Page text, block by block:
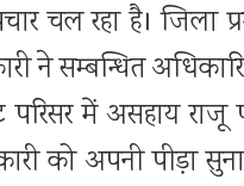
चल रहा है। जिला
ने सम्बन्धित
परिसर में असहाय
को अपनी पीड़ा